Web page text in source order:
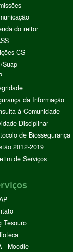
do reitor
CS
Suap
da Informação
à Comunidade
Disciplinar
de Biossegurança
2012-2019
de Serviços
Tesouro
- Moodle